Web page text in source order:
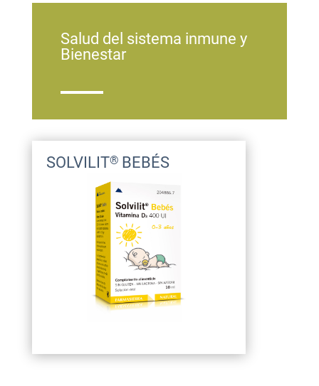
Salud del sistema inmune y
Bienestar
SOLVILIT® BEBÉS